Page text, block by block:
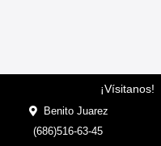
¡Vísitanos!
Benito Juarez
(686)516-63-45